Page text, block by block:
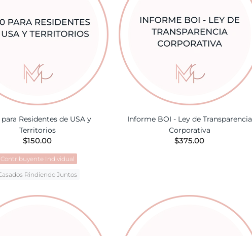
para Residentes de USA y
Territorios
$150.00
Contribuyente Individual
Rindiendo Juntos
AÑADIR A LA CESTA
Informe BOI - Ley de Transparencia
Corporativa
$375.00